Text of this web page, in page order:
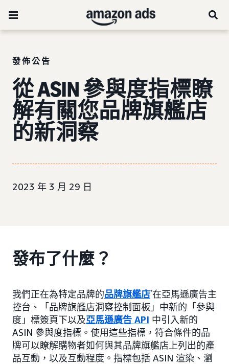
發佈公告
從 ASIN 參與度指標瞭
解有關您品牌旗艦店
的新洞察
2023 年 3 月 29 日
發布了什麼？
我們正在為特定品牌的品牌旗艦店*在亞馬遜廣告主
控台、「品牌旗艦店洞察控制面板」中新的「參與
度」標簽頁下以及亞馬遜廣告 API 中引入新的
ASIN 參與度指標。使用這些指標，符合條件的品
牌可以瞭解購物者如何與其品牌旗艦店上列出的產
品互動，以及互動程度。指標包括 ASIN 渲染、瀏